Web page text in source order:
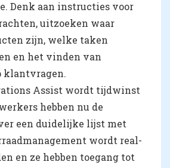
Denk aan instructies voor
uitzoeken waar
zijn, welke taken
en het vinden van
klantvragen.
Assist wordt tijdwinst
hebben nu de
een duidelijke lijst met
wordt real-
en ze hebben toegang tot